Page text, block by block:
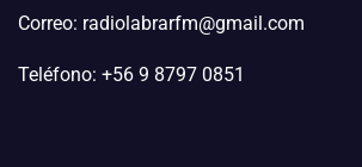
Correo: radiolabrarfm@gmail.com
Teléfono: +56 9 8797 0851